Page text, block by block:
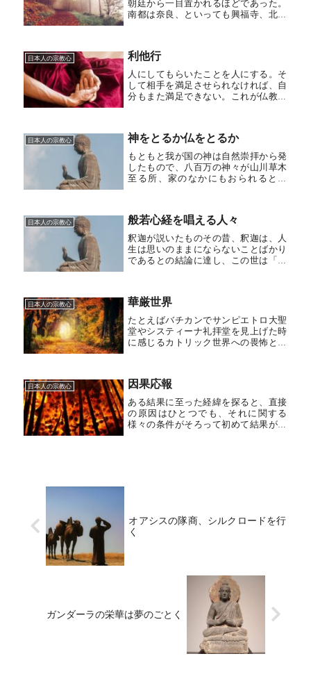
朝廷から一目置かれるほどであった。
南都は奈良、といっても興福寺、北嶺
感を示した。なぜ寺が、と言われそう
だが、じつはともに巨大な荘園領主で
あ...
日本人の宗教心 利他行
人にしてもらいたことを人にする。そ
して相手を満足させられなければ、自
分もまた満足できない。これが仏教で
人にしなさい。これこそ律法と預言者
である”これは聖書マタイ伝７章の一...
日本人の宗教心 神をとるか仏をとるか
もともと我が国の神は自然崇拝から発
したもので、八百万の神々が山川草木
至る所、家のなかにもおられるとい
済を願っていたとおもわれる。ところ
が7世紀にいたり、アマテラスを押しい
た...
日本人の宗教心 般若心経を唱える人々
釈迦が説いたものその昔、釈迦は、人
生は思いのままにならないことばかり
であるとの結論に達し、この世は「一
り、そのせいで12の不幸が連鎖的にお
こり、最後に老死という苦悩を迎える
と...
日本人の宗教心 華厳世界
たとえばバチカンでサンピエトロ大聖
堂やシスティーナ礼拝堂を見上げた時
に感じるカトリック世界への畏怖と、
似ているだけに共通した感慨を覚え
る。屈伏しないものを自分の世界に引
き入...
日本人の宗教心 因果応報
ある結果に至った経緯を探ると、直接
の原因はひとつでも、それに関する
様々の条件がそろって初めて結果が生
オアシスの隊商、シルクロードを行
く
ガンダーラの栄華は夢のごとく